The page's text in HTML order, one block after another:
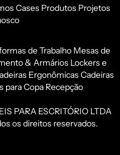
Cases Produtos Projetos
de Trabalho Mesas de
& Armários Lockers e
ErgonômicasCadeiras
para Copa Recepção
PARA ESCRITÓRIO LTDA
os direitos reservados.